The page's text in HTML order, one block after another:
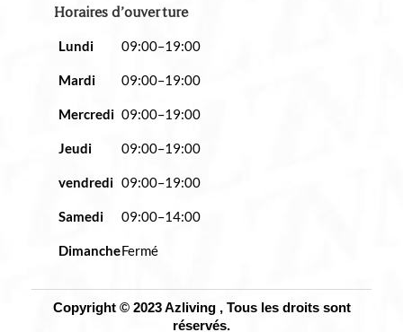
Horaires d’ouverture
Lundi 09:00–19:00
Mardi 09:00–19:00
Mercredi 09:00–19:00
Jeudi 09:00–19:00
vendredi 09:00–19:00
Samedi 09:00–14:00
DimancheFermé
Copyright © 2023 Azliving , Tous les droits sont
réservés.